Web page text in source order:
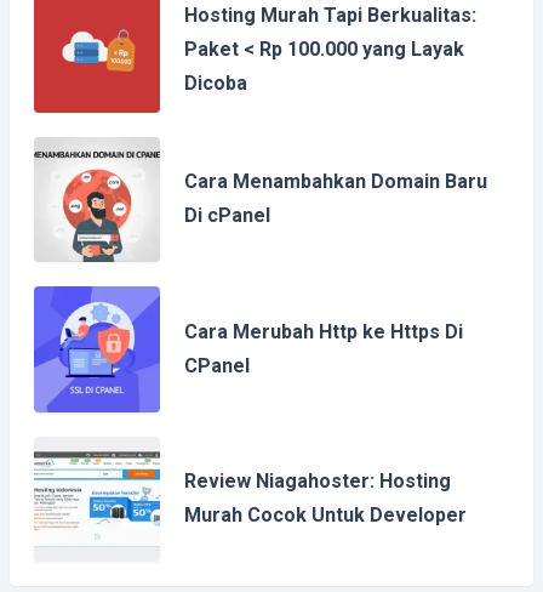
Hosting Murah Tapi Berkualitas:
Paket < Rp 100.000 yang Layak
Dicoba
Cara Menambahkan Domain Baru
Di cPanel
Cara Merubah Http ke Https Di
CPanel
Review Niagahoster: Hosting
Murah Cocok Untuk Developer